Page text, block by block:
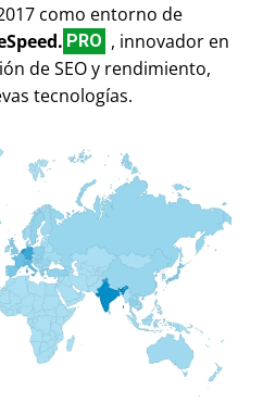
como entorno de
PRO , innovador en
de SEO y rendimiento,
tecnologías.